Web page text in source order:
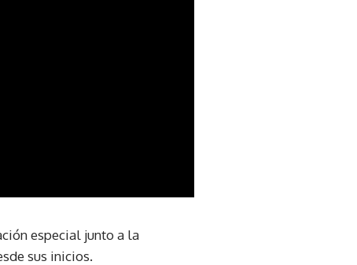
especial junto a la
sus inicios.